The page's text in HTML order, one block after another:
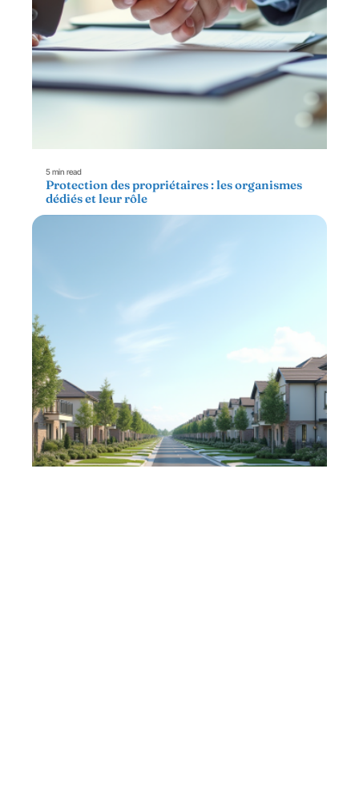
5 min read
Protection des propriétaires : les organismes
dédiés et leur rôle